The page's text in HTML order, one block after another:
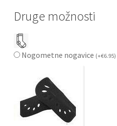
Druge možnosti
Nogometne nogavice (+€6.95)